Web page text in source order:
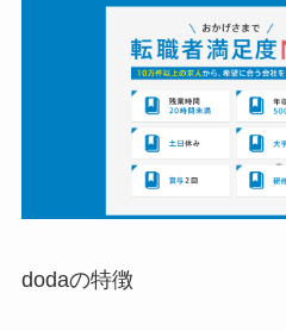
dodaの特徴